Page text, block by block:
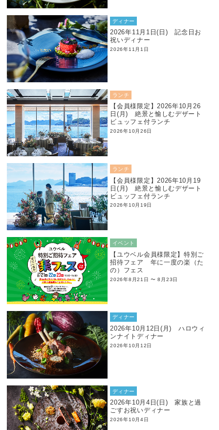
ディナー
2026年11月1日(日) 記念日お
祝いディナー
2026年11月1日
ランチ
【会員様限定】2026年10月26
日(月) 絶景と愉しむデザート
ビュッフェ付ランチ
2026年10月26日
ランチ
【会員様限定】2026年10月19
日(月) 絶景と愉しむデザート
ビュッフェ付ランチ
2026年10月19日
イベント
【ユウベル会員様限定】特別ご
招待フェア 年に一度の楽（た
の）フェス
2026年8月21日 〜 8月23日
ディナー
2026年10月12日(月) ハロウィ
ンナイトディナー
2026年10月12日
ディナー
2026年10月4日(日) 家族と過
ごすお祝いディナー
2026年10月4日